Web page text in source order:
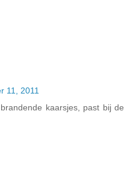
11, 2011
kaarsjes, past bij de